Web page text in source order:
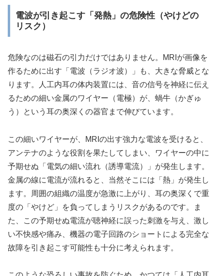
電波が引き起こす「発熱」の危険性（やけどの
リスク）
危険なのは磁石の引力だけではありません。MRIが画像を
作るために出す「電波（ラジオ波）」も、大きな脅威とな
ります。人工内耳の体内装置には、音の信号を神経に伝え
るための細い金属のワイヤー（電極）が、蝸牛（かぎゅ
う）という耳の奥深くの器官まで伸びています。
この細いワイヤーが、MRIの出す強力な電波を受けると、
アンテナのような役割を果たしてしまい、ワイヤーの中に
予期せぬ「電気の細い流れ（誘導電流）」が発生します。
金属の線に電流が流れると、当然そこには「熱」が発生し
ます。周囲の組織の温度が急激に上がり、耳の奥深くで重
度の「やけど」を負ってしまうリスクがあるのです。ま
た、この予期せぬ電流が聴神経に誤った刺激を与え、激し
い不快感や痛み、機器の電子回路のショートによる完全な
故障を引き起こす可能性も十分に考えられます。